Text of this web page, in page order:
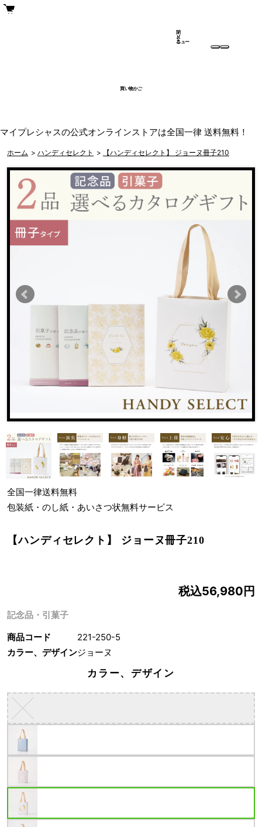
買い物かご
メ
ニュー
閉
じ
る
マイプレシャスの公式オンラインストアは全国一律 送料無料！
ホーム > ハンディセレクト > 【ハンディセレクト】 ジョーヌ冊子210
全国一律送料無料
包装紙・のし紙・あいさつ状無料サービス
【ハンディセレクト】 ジョーヌ冊子210
記念品・引菓子
税込56,980円
商品コード
221-250-5
カラー、デザインジョーヌ
カラー、デザイン